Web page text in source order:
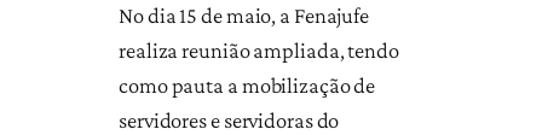
No dia 15 de maio, a Fenajufe
realiza reunião ampliada, tendo
como pauta a mobilização de
servidores e servidoras do